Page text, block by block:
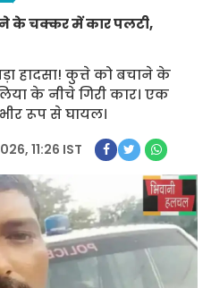
के चक्कर में कार पलटी,
हादसा! कुत्ते को बचाने के
के नीचे गिरी कार। एक
रूप से घायल।
11:26 IST